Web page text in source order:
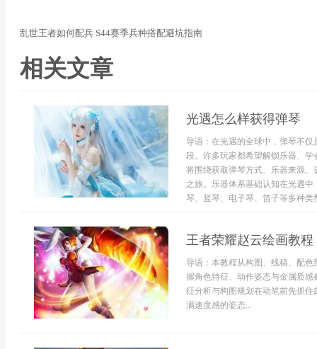
乱世王者如何配兵 S44赛季兵种搭配避坑指南
相关文章
光遇怎么样获得弹琴
导语：在光遇的全球中，弹琴不
段。许多玩家都希望解锁乐器、
将围绕获取弹琴方式、乐器来源
之旅。乐器体系基础认知在光遇
琴、竖琴、电子琴、笛子等多种
王者荣耀赵云绘画教程
导语：本教程从构图、线稿、配
握角色特征、动作姿态与金属质
征分析与构图规划在动笔前先抓
满速度感的姿态...